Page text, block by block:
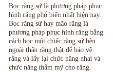
Nguyên.
Bọc răng sứ là phương pháp phục
hình răng phổ biến nhất hiện nay.
Bọc răng sứ hay mão răng là
phương pháp phục hình răng bằng
cách bọc một chiếc răng sứ bên
ngoài thân răng thật để bảo vệ
răng và lấy lại chức năng nhai và
chức năng thẩm mỹ cho răng.